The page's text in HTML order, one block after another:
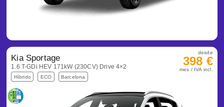
Kia Sportage
1.6 T-GDi HEV 171kW (230CV) Drive 4×2
Híbrido ECO Barcelona
desde
398 €
mes / IVA incl.